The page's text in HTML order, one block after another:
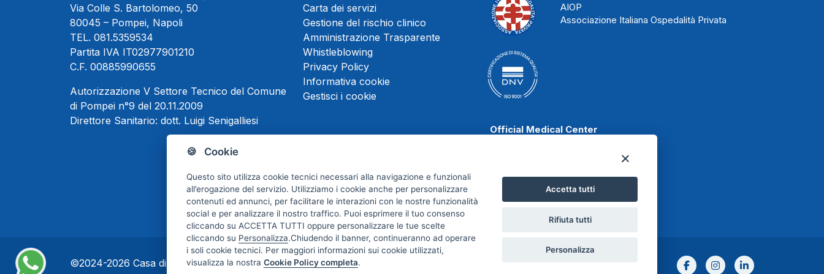
🍪 Cookie
Questo sito utilizza cookie tecnici necessari alla navigazione e funzionali
all’erogazione del servizio. Utilizziamo i cookie anche per personalizzare
contenuti ed annunci, per facilitare le interazioni con le nostre funzionalità
social e per analizzare il nostro traffico. Puoi esprimere il tuo consenso
cliccando su ACCETTA TUTTI oppure personalizzare le tue scelte
cliccando su Personalizza.Chiudendo il banner, continueranno ad operare
i soli cookie tecnici. Per maggiori informazioni sui cookie utilizzati,
visualizza la nostra Cookie Policy completa.
Accetta tutti
Rifiuta tutti
Personalizza
Via Colle S. Bartolomeo, 50
80045 – Pompei, Napoli
TEL. 081.5359534
Partita IVA IT02977901210
C.F. 00885990655
Autorizzazione V Settore Tecnico del Comune
di Pompei n°9 del 20.11.2009
Direttore Sanitario: dott. Luigi Senigalliesi
Carta dei servizi
Gestione del rischio clinico
Amministrazione Trasparente
Whistleblowing
Privacy Policy
Informativa cookie
Gestisci i cookie
AIOP
Associazione Italiana Ospedalità Privata
Official Medical Center
Scafati Basket
©2024-2026 Casa di Cura Maria Rosaria S.p.A. - Credits:Meetweb